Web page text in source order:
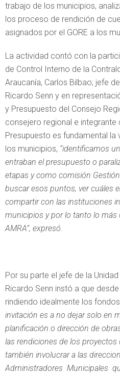
trabajo de los municipios,
los proceso de rendición de
asignados por el GORE a los
La actividad contó con la
de Control Interno de la
Araucanía, Carlos Bilbao; jefe
Ricardo Senn y en
y Presupuesto del Consejo
consejero regional e
Presupuesto es fundamental
los municipios, “identificamos
entraban el presupuesto o
etapas y como comisión
buscar esos puntos, ver cuáles
compartir con las instituciones
municipios y por lo tanto lo
AMRA”, expresó.
Por su parte el jefe de la
Ricardo Senn instó a que
rindiendo idealmente los
invitación es a no dejar solo en
planificación o dirección de
las rendiciones de los
también involucrar a las
Administradores Municipales